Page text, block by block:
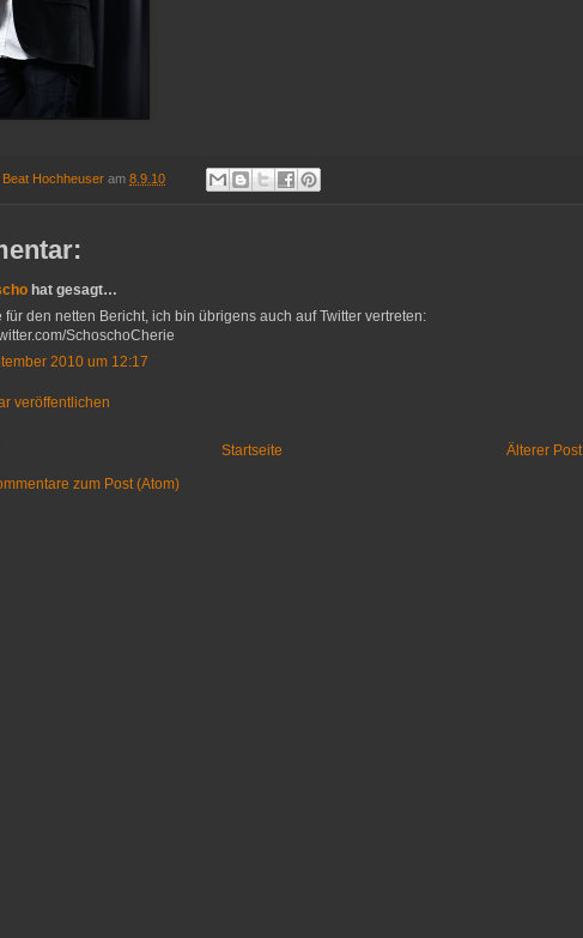
Beat Hochheuser am 8.9.10
hat gesagt…
für den netten Bericht, ich bin übrigens auch auf Twitter vertreten:
SchoschoCherie
2010 um 12:17
veröffentlichen
Älterer Post
Startseite
zum Post (Atom)